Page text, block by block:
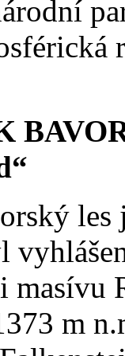
masívu
m